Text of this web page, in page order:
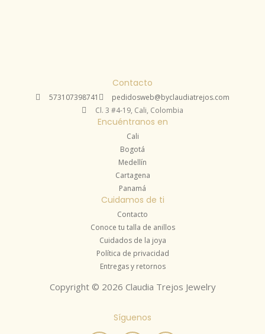
Contacto
573107398741
pedidosweb@byclaudiatrejos.com
Cl. 3 #4-19, Cali, Colombia
Encuéntranos en
Cali
Bogotá
Medellín
Cartagena
Panamá
Cuidamos de ti
Contacto
Conoce tu talla de anillos
Cuidados de la joya
Política de privacidad
Entregas y retornos
Copyright © 2026 Claudia Trejos Jewelry
Síguenos